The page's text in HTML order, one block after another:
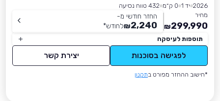
2026 יד 1 0 ק״מ
432 טווח נסיעה
מחיר
299,990
₪
החזר חודשי מ-
2,240
₪לחודש*
תוספות לעיסקה
לפגישה בסוכנות יצירת קשר
*חישוב ההחזר מפורט בתקנון